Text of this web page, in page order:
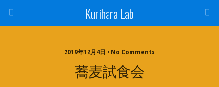
Kurihara Lab
2019年12月4日 • No Comments
蕎麦試食会